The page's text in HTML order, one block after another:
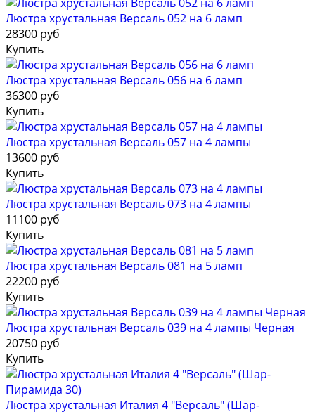
Люстра хрустальная Версаль 052 на 6 ламп
28300 руб
Купить
Люстра хрустальная Версаль 056 на 6 ламп
36300 руб
Купить
Люстра хрустальная Версаль 057 на 4 лампы
13600 руб
Купить
Люстра хрустальная Версаль 073 на 4 лампы
11100 руб
Купить
Люстра хрустальная Версаль 081 на 5 ламп
22200 руб
Купить
Люстра хрустальная Версаль 039 на 4 лампы Черная
20750 руб
Купить
Люстра хрустальная Италия 4 "Версаль" (Шар-